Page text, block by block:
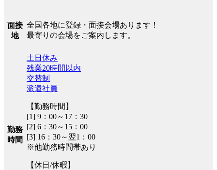
面接
地
全国各地に登録・面接会場あります！
最寄りの会場をご案内します。
勤務
時間
土日休み
残業20時間以内
交替制
派遣社員
【勤務時間】
[1] 9：00～17：30
[2] 6：30～15：00
[3] 16：30～翌1：00
※他勤務時間帯あり
【休日/休暇】